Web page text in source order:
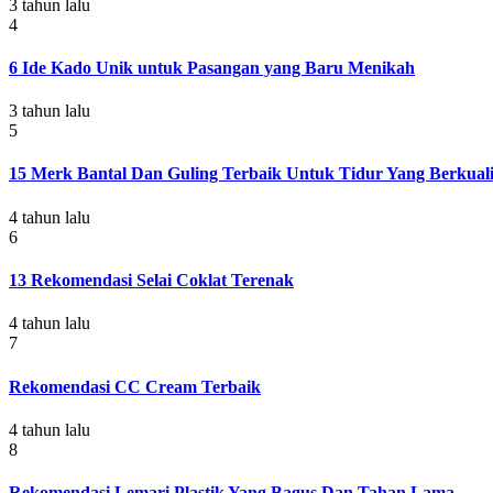
3 tahun lalu
4
6 Ide Kado Unik untuk Pasangan yang Baru Menikah
3 tahun lalu
5
15 Merk Bantal Dan Guling Terbaik Untuk Tidur Yang
4 tahun lalu
6
13 Rekomendasi Selai Coklat Terenak
4 tahun lalu
7
Rekomendasi CC Cream Terbaik
4 tahun lalu
8